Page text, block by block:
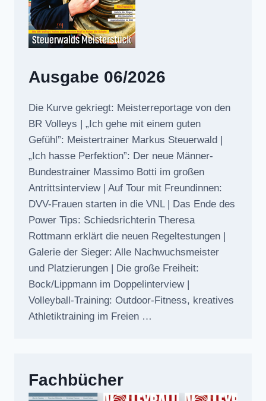
Ausgabe 06/2026
Die Kurve gekriegt: Meisterreportage von den
BR Volleys | „Ich gehe mit einem guten
Gefühl”: Meistertrainer Markus Steuerwald |
„Ich hasse Perfektion”: Der neue Männer-
Bundestrainer Massimo Botti im großen
Antrittsinterview | Auf Tour mit Freundinnen:
DVV-Frauen starten in die VNL | Das Ende des
Power Tips: Schiedsrichterin Theresa
Rottmann erklärt die neuen Regeltestungen |
Galerie der Sieger: Alle Nachwuchsmeister
und Platzierungen | Die große Freiheit:
Bock/Lippmann im Doppelinterview |
Volleyball-Training: Outdoor-Fitness, kreatives
Athletiktraining im Freien …
Fachbücher